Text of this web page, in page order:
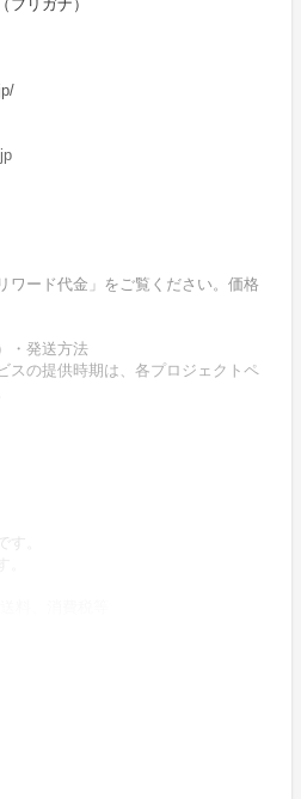
リガナ）
ワード代金」をご覧ください。価格
・発送方法
スの提供時期は、各プロジェクトペ
す。